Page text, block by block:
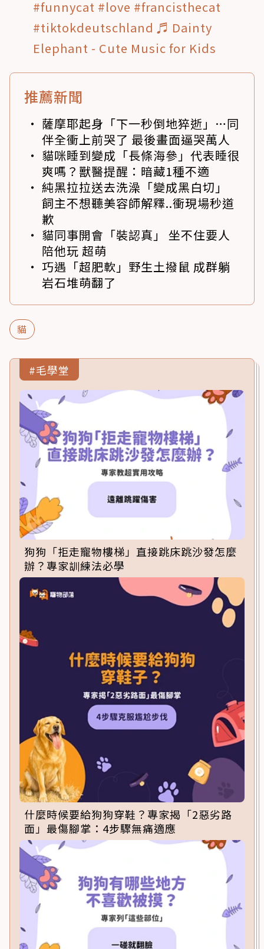
#funnycat #love #francisthecat
#tiktokdeutschland ♬ Dainty
Elephant - Cute Music for Kids
推薦新聞
薩摩耶起身「下一秒倒地猝逝」…同
伴全衝上前哭了 最後畫面逼哭萬人
貓咪睡到變成「長條海參」代表睡很
爽嗎？獸醫提醒：暗藏1種不適
純黑拉拉送去洗澡「變成黑白切」
飼主不想聽美容師解釋..衝現場秒道
歉
貓同事開會「裝認真」 坐不住要人
陪他玩 超萌
巧遇「超肥軟」野生土撥鼠 成群躺
岩石堆萌翻了
貓
#毛學堂
狗狗「拒走寵物樓梯」直接跳床跳沙發怎麼
辦？專家訓練法必學
什麼時候要給狗狗穿鞋？專家揭「2惡劣路
面」最傷腳掌：4步驟無痛適應